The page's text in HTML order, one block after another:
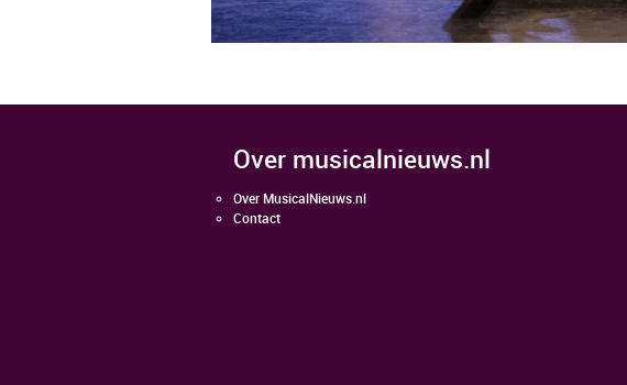
over musicalnieuws.nl
Over MusicalNieuws.nl
Contact